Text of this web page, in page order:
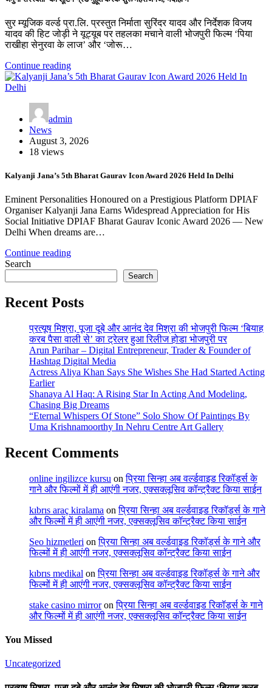
सुर म्यूजिक वर्ल्ड प्रा.लि. प्रस्तुत निर्माता सुरिंदर यादव और निर्देशक विजय
यादव की हिट जोड़ी ने यूट्यूब पर तहलका मचाने वाली भोजपुरी फिल्म ‘पिया
राखीहा सेनुरवा के लाज’ और ‘जोरू…
Continue reading
admin
News
August 3, 2026
18 views
Kalyanji Jana’s 5th Bharat Gaurav Icon Award 2026 Held In Delhi
Eminent Personalities Honoured on a Prestigious Platform DPIAF
Organiser Kalyanji Jana Earns Widespread Appreciation for His
Social Initiative DPIAF Bharat Gaurav Iconic Award 2026 — New
Delhi When dreams are…
Continue reading
Search
Search
Recent Posts
प्रत्यूष मिश्रा, पूजा दूबे और आनंद देव मिश्रा की भोजपुरी फिल्म ‘बियाह
करब पैसा वाली से’ का ट्रेलर हुआ रिलीज होडा भोजपुरी पर
Arun Parihar – Digital Entrepreneur, Trader & Founder of
Hashtag Digital Media
Actress Aliya Khan Says She Wishes She Had Started Acting
Earlier
Shanaya Al Haq: A Rising Star In Acting And Modeling,
Chasing Big Dreams
“Eternal Whispers Of Stone” Solo Show Of Paintings By
Uma Krishnamoorthy In Nehru Centre Art Gallery
Recent Comments
online ingilizce kursu onप्रिया सिन्हा अब वर्ल्डवाइड रिकॉर्ड्स के
गाने और फिल्मों में ही आएंगी नजर, एक्सक्लूसिव कॉन्ट्रैक्ट किया साईन
kıbrıs araç kiralama onप्रिया सिन्हा अब वर्ल्डवाइड रिकॉर्ड्स के गाने
और फिल्मों में ही आएंगी नजर, एक्सक्लूसिव कॉन्ट्रैक्ट किया साईन
Seo hizmetleri onप्रिया सिन्हा अब वर्ल्डवाइड रिकॉर्ड्स के गाने और
फिल्मों में ही आएंगी नजर, एक्सक्लूसिव कॉन्ट्रैक्ट किया साईन
kıbrıs medikal onप्रिया सिन्हा अब वर्ल्डवाइड रिकॉर्ड्स के गाने और
फिल्मों में ही आएंगी नजर, एक्सक्लूसिव कॉन्ट्रैक्ट किया साईन
stake casino mirroronप्रिया सिन्हा अब वर्ल्डवाइड रिकॉर्ड्स के गाने
और फिल्मों में ही आएंगी नजर, एक्सक्लूसिव कॉन्ट्रैक्ट किया साईन
You Missed
Uncategorized